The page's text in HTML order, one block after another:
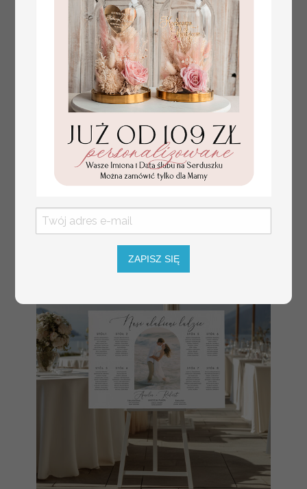
numerki na stół weselny
z tłoczonymi kwiatami,
eleganckie numerki na
dekoracja stołów
weselnych tłoczone
Promocja:
10 PLN/ 13.00 PLN
ZAPISZ SIĘ